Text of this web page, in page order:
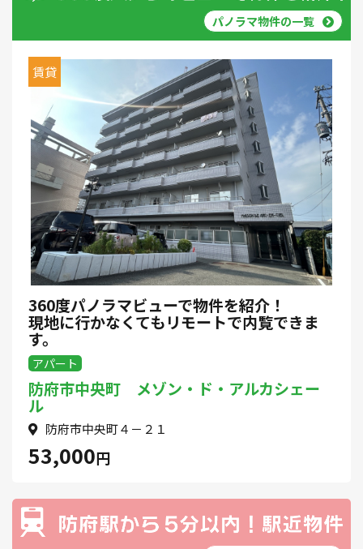
パノラマ物件の一覧
賃貸
360度パノラマビューで物件を紹介！
現地に行かなくてもリモートで内覧できま
す。
アパート
防府市中央町 メゾン・ド・アルカシェー
ル
防府市中央町４－２１
53,000円